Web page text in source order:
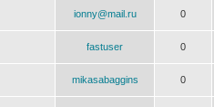
ionny@mail.ru 0
fastuser 0
mikasabaggins 0